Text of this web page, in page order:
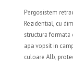
Pergosistem
Rezidential, cu
structura formata
apa vopsit in
culoare Alb,